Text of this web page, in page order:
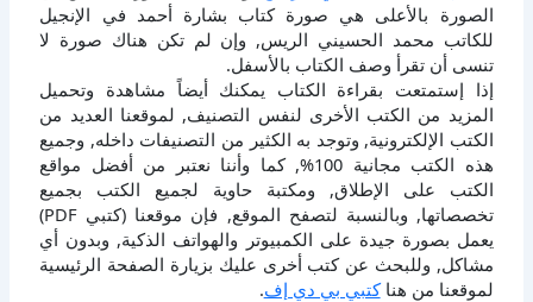
الصورة بالأعلى هي صورة كتاب بشارة أحمد في الإنجيل
للكاتب محمد الحسيني الريس, وإن لم تكن هناك صورة لا
تنسى أن تقرأ وصف الكتاب بالأسفل.
إذا إستمتعت بقراءة الكتاب يمكنك أيضاً مشاهدة وتحميل
المزيد من الكتب الأخرى لنفس التصنيف, لموقعنا العديد من
الكتب الإلكترونية, وتوجد به الكثير من التصنيفات داخله, وجميع
هذه الكتب مجانية 100%, كما وأننا نعتبر من أفضل مواقع
الكتب على الإطلاق, ومكتبة حاوية لجميع الكتب بجميع
تخصصاتها, وبالنسبة لتصفح الموقع, فإن موقعنا (كتبي PDF)
يعمل بصورة جيدة على الكمبيوتر والهواتف الذكية, وبدون أي
مشاكل, وللبحث عن كتب أخرى عليك بزيارة الصفحة الرئيسية
لموقعنا من هناكتبي بي دي إف.